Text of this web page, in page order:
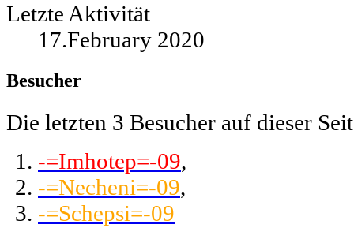
Letzte Aktivität
17.February 2020
Besucher
Die letzten 3 Besucher auf dieser
-=Imhotep=-09,
-=Necheni=-09,
-=Schepsi=-09